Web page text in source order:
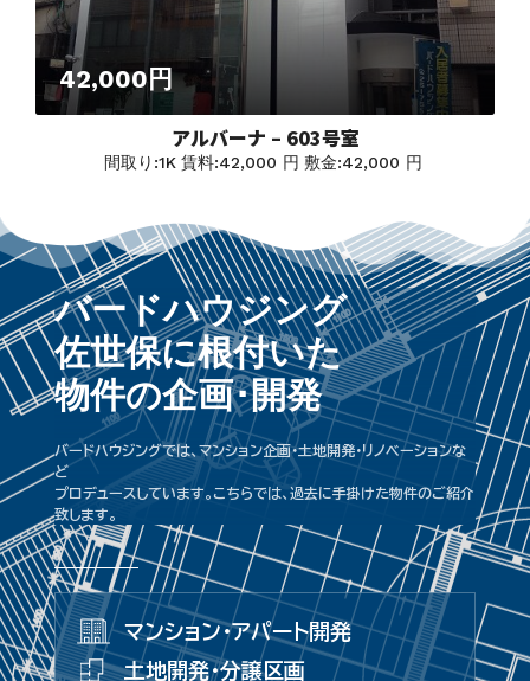
42,000円
アルバーナ – 603号室
間取り:1K 賃料:42,000 円 敷金:42,000 円
バードハウジング
佐世保に根付いた
物件の企画･開発
バードハウジングでは、マンション企画･土地開発･リノベーションな
ど
プロデュースしています。こちらでは、過去に手掛けた物件のご紹介
致します。
マンション･アパート開発
土地開発･分譲区画